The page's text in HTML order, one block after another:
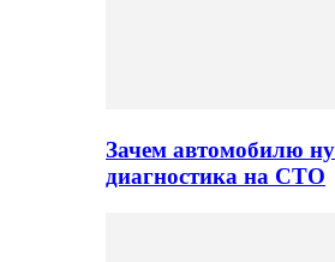
Зачем автомобилю
диагностика на СТО